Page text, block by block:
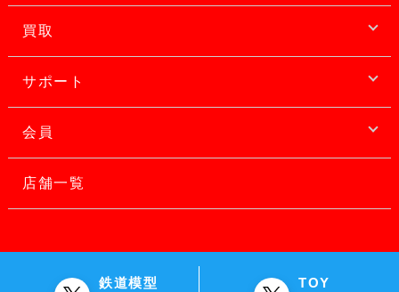
買取
サポート
会員
店舗一覧
鉄道模型 TOY